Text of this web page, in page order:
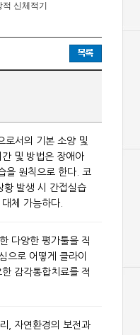
신체적기
로서의 기본 소양 및
및 방법은 장애아
을 원칙으로 한다. 코
황 발생 시 간접실습
체 가능하다.
다양한 평가툴을 직
으로 어떻게 클라이
감각통합치료를 적
, 자연환경의 보전과